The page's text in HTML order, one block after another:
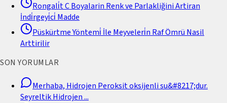
Rongali̇t C Boyalarin Renk ve Parlakliğini Artiran
İndi̇rgeyi̇ci̇ Madde
Püskürtme Yöntemi̇ İle Meyveleri̇n Raf Ömrü Nasil
Arttirilir
SON YORUMLAR
Merhaba, Hidrojen Peroksit oksijenli su&#8217;dur.
Seyreltik Hidrojen...